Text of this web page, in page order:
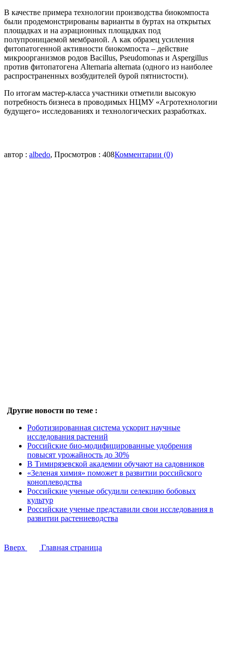
В качестве примера технологии производства биокомпоста
были продемонстрированы варианты в буртах на открытых
площадках и на аэрационных площадках под
полупроницаемой мембраной. А как образец усиления
фитопатогенной активности биокомпоста – действие
микроорганизмов родов Bacillus, Pseudomonas и Aspergillus
против фитопатогена Alternaria alternata (одного из наиболее
распространенных возбудителей бурой пятнистости).
По итогам мастер-класса участники отметили высокую
потребность бизнеса в проводимых НЦМУ «Агротехнологии
будущего» исследованиях и технологических разработках.
автор : albedo, Просмотров : 408Комментарии (0)
Другие новости по теме :
Роботизированная система ускорит научные
исследования растений
Российские био-модифицированные удобрения
повысят урожайность до 30%
В Тимирязевской академии обучают на садовников
«Зеленая химия» поможет в развитии российского
коноплеводства
Российские ученые обсудили селекцию бобовых
культур
Российские ученые представили свои исследования в
развитии растениеводства
Вверх Главная страница